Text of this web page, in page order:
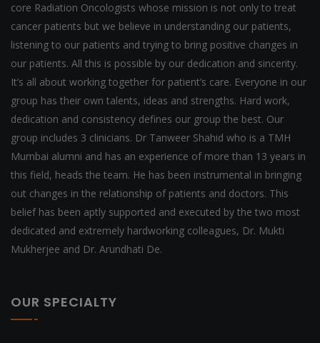
core Radiation Oncologists whose mission is not only to treat
cancer patients but we believe in understanding our patients,
listening to our patients and trying to bring positive changes in
our patients. All this is possible by our dedication and sincerity.
It’s all about working together for patient’s care. Everyone in our
group has their own talents, ideas and strengths. Hard work,
dedication and consistency defines our group the best. Our
group includes 3 clinicians. Dr Tanweer Shahid who is a TMH
Mumbai alumni and has an experience of more than 13 years in
this field, heads the team. He has been instrumental in bringing
out changes in the relationship of patients and doctors. This
belief has been aptly supported and executed by the two most
dedicated and extremely hardworking colleagues, Dr. Mukti
Mukherjee and Dr. Arundhati De.
OUR SPECIALTY